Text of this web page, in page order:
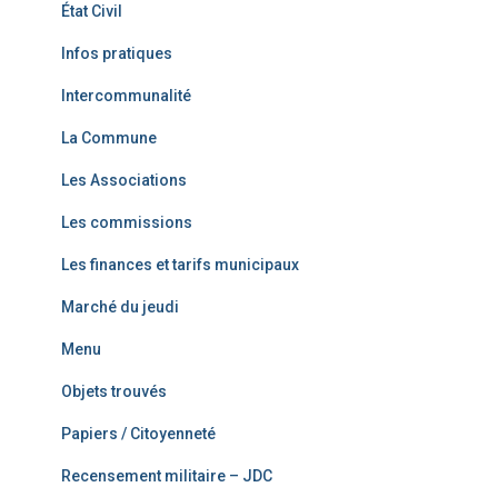
État Civil
Infos pratiques
Intercommunalité
La Commune
Les Associations
Les commissions
Les finances et tarifs municipaux
Marché du jeudi
Menu
Objets trouvés
Papiers / Citoyenneté
Recensement militaire – JDC